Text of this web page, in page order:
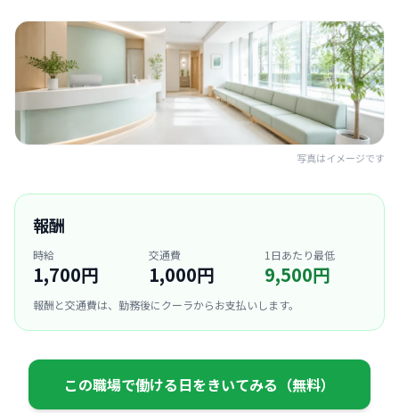
写真はイメージです
報酬
時給
1,700円
交通費
1,000円
1日あたり最低
9,500円
報酬と交通費は、勤務後にクーラからお支払いします。
この職場で働ける日をきいてみる（無料）